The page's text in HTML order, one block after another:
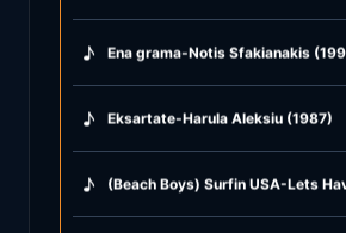
♪ Ena grama-Notis Sfakianakis
♪ Eksartate-Harula Aleksiu (1987)
♪ (Beach Boys) Surfin USA-Lets